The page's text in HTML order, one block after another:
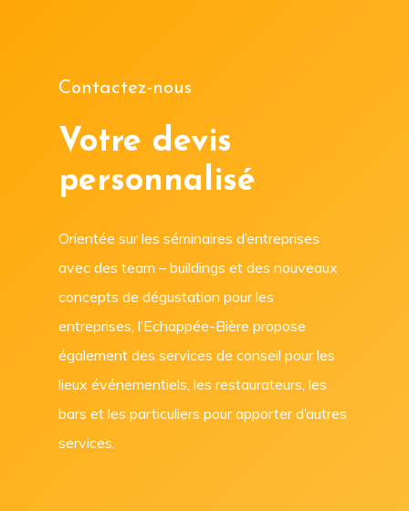
Contactez-nous
Votre devis
personnalisé
Orientée sur les séminaires d’entreprises
avec des team – buildings et des nouveaux
concepts de dégustation pour les
entreprises, l’Echappée-Bière propose
également des services de conseil pour les
lieux événementiels, les restaurateurs, les
bars et les particuliers pour apporter d’autres
services.